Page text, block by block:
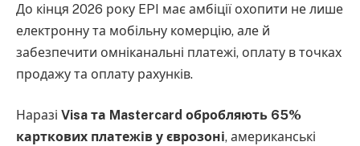
До кінця 2026 року EPI має амбіції охопити не лише
електронну та мобільну комерцію, але й
забезпечити омніканальні платежі, оплату в точках
продажу та оплату рахунків.
Наразі Visa та Mastercard обробляють 65%
карткових платежів у єврозоні, американські